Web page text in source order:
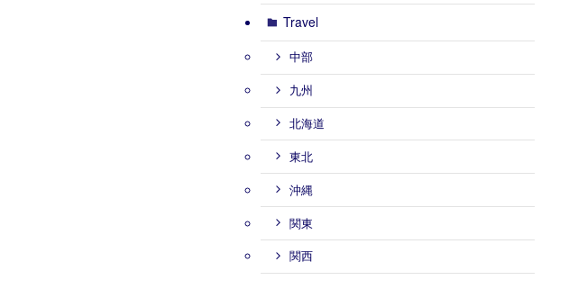
Travel
中部
九州
北海道
東北
沖縄
関東
関西